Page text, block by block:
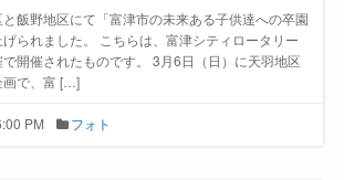
飯野地区にて「富津市の未来ある子供達への卒園
られました。 こちらは、富津シティロータリー
開催されたものです。 3月6日（日）に天羽地区
画で、富 […]
PM フォト